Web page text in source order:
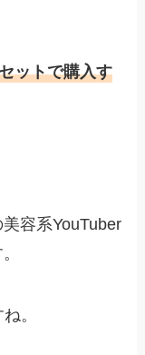
ットで購入す
容系YouTuber
。